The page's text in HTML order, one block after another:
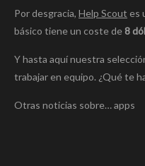
Por desgracia, Help Scout es
básico tiene un coste de8
Y hasta aquí nuestra
trabajar en equipo. ¿Qué te
Otras noticias sobre… apps